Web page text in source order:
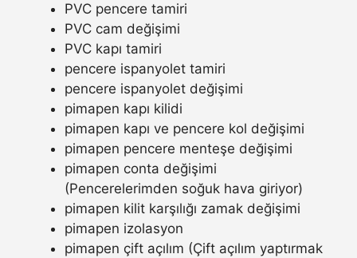
PVC pencere tamiri
PVC cam değişimi
PVC kapı tamiri
pencere ispanyolet tamiri
pencere ispanyolet değişimi
pimapen kapı kilidi
pimapen kapı ve pencere kol değişimi
pimapen pencere menteşe değişimi
pimapen conta değişimi
(Pencerelerimden soğuk hava giriyor)
pimapen kilit karşılığı zamak değişimi
pimapen izolasyon
pimapen çift açılım (Çift açılım yaptırmak